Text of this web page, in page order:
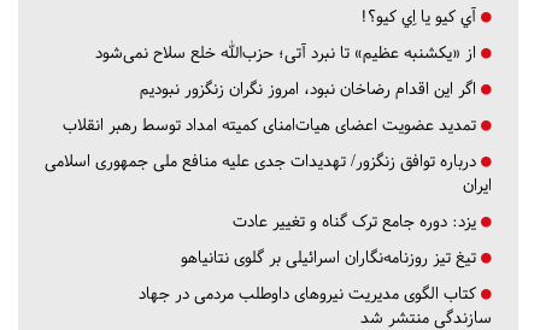
آي كيو يا اِي كيو؟!
از «یکشنبه عظیم» تا نبرد آتی؛ حزب‌الله خلع سلاح نمی‌شود
اگر این اقدام رضاخان نبود، امروز نگران زنگزور نبودیم
تمدید عضویت اعضای هیات‌امنای کمیته امداد توسط رهبر انقلاب
درباره توافق زنگزور/ تهدیدات جدی علیه منافع ملی جمهوری اسلامی
ایران
یزد: دوره جامع ترک گناه و تغییر عادت
تیغ تیز روزنامه‌نگاران اسرائیلی بر گلوی نتانیاهو
کتاب الگوی مدیریت نیروهای داوطلب مردمی در جهاد
سازندگی منتشر شد